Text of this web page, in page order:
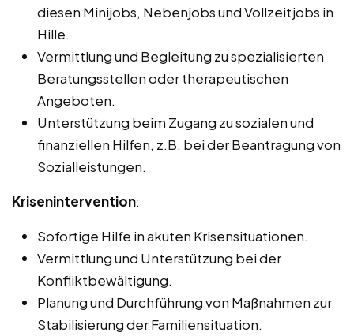
diesen Minijobs, Nebenjobs und Vollzeitjobs in
Hille.
Vermittlung und Begleitung zu spezialisierten
Beratungsstellen oder therapeutischen
Angeboten.
Unterstützung beim Zugang zu sozialen und
finanziellen Hilfen, z.B. bei der Beantragung von
Sozialleistungen.
Krisenintervention:
Sofortige Hilfe in akuten Krisensituationen.
Vermittlung und Unterstützung bei der
Konfliktbewältigung.
Planung und Durchführung von Maßnahmen zur
Stabilisierung der Familiensituation.